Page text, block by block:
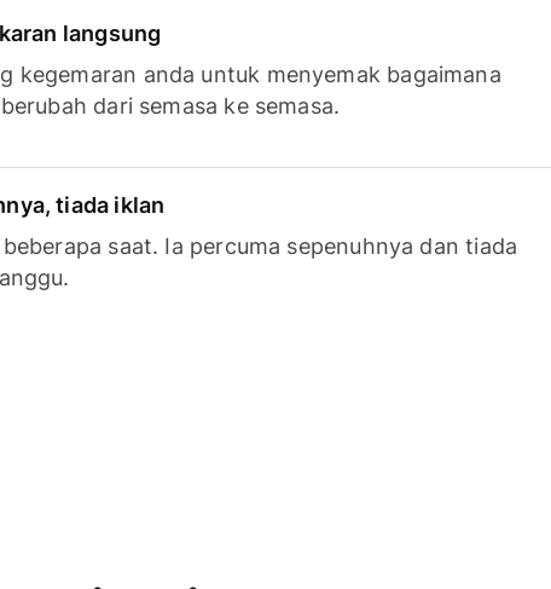
langsung
kegemaran anda untuk menyemak bagaimana
dari semasa ke semasa.
tiada iklan
saat. Ia percuma sepenuhnya dan tiada